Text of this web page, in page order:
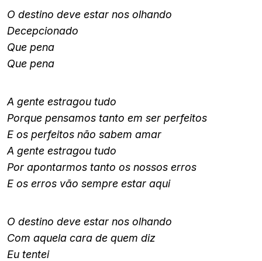
O destino deve estar nos olhando
Decepcionado
Que pena
Que pena
A gente estragou tudo
Porque pensamos tanto em ser perfeitos
E os perfeitos não sabem amar
A gente estragou tudo
Por apontarmos tanto os nossos erros
E os erros vão sempre estar aqui
O destino deve estar nos olhando
Com aquela cara de quem diz
Eu tentei